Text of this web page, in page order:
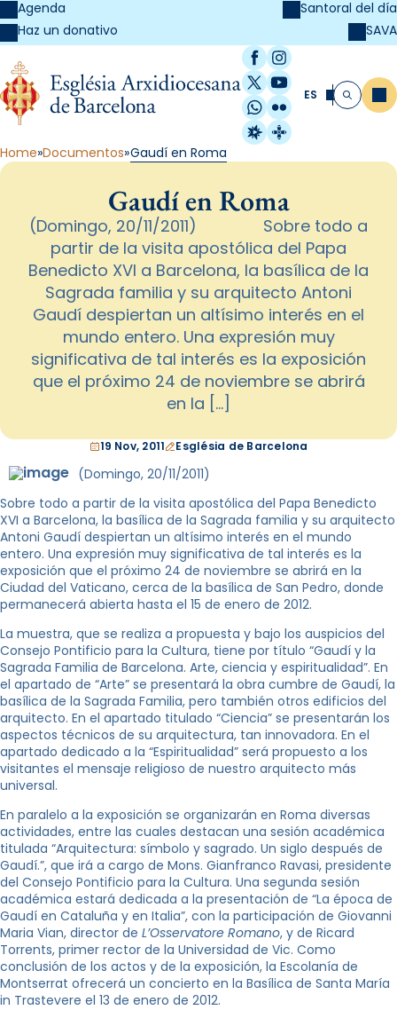
Agenda
Haz un donativo
Santoral del día
SAVA
Facebook
Instagram
X / Twitter
YouTube
WhatsApp
Flickr
Radio Estel
Catalunya
ES Buscar
Home Documentos Gaudí en Roma
Gaudí en Roma
(Domingo, 20/11/2011) Sobre todo a
partir de la visita apostólica del Papa
Benedicto XVI a Barcelona, la basílica de la
Sagrada familia y su arquitecto Antoni
Gaudí despiertan un altísimo interés en el
mundo entero. Una expresión muy
significativa de tal interés es la exposición
que el próximo 24 de noviembre se abrirá
en la […]
19 Nov, 2011 Església de Barcelona
(Domingo, 20/11/2011)
Sobre todo a partir de la visita apostólica del Papa Benedicto
XVI a Barcelona, la basílica de la Sagrada familia y su arquitecto
Antoni Gaudí despiertan un altísimo interés en el mundo
entero. Una expresión muy significativa de tal interés es la
exposición que el próximo 24 de noviembre se abrirá en la
Ciudad del Vaticano, cerca de la basílica de San Pedro, donde
permanecerá abierta hasta el 15 de enero de 2012.
La muestra, que se realiza a propuesta y bajo los auspicios del
Consejo Pontificio para la Cultura, tiene por título “Gaudí y la
Sagrada Familia de Barcelona. Arte, ciencia y espiritualidad”. En
el apartado de “Arte” se presentará la obra cumbre de Gaudí, la
basílica de la Sagrada Familia, pero también otros edificios del
arquitecto. En el apartado titulado “Ciencia” se presentarán los
aspectos técnicos de su arquitectura, tan innovadora. En el
apartado dedicado a la “Espiritualidad” será propuesto a los
visitantes el mensaje religioso de nuestro arquitecto más
universal.
En paralelo a la exposición se organizarán en Roma diversas
actividades, entre las cuales destacan una sesión académica
titulada “Arquitectura: símbolo y sagrado. Un siglo después de
Gaudí.”, que irá a cargo de Mons. Gianfranco Ravasi, presidente
del Consejo Pontificio para la Cultura. Una segunda sesión
académica estará dedicada a la presentación de “La época de
Gaudí en Cataluña y en Italia”, con la participación de Giovanni
Maria Vian, director de L’Osservatore Romano, y de Ricard
Torrents, primer rector de la Universidad de Vic. Como
conclusión de los actos y de la exposición, la Escolanía de
Montserrat ofrecerá un concierto en la Basílica de Santa María
in Trastevere el 13 de enero de 2012.